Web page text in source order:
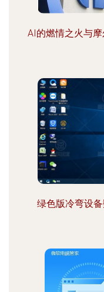
AI的燃情之火与
绿色版冷弯设